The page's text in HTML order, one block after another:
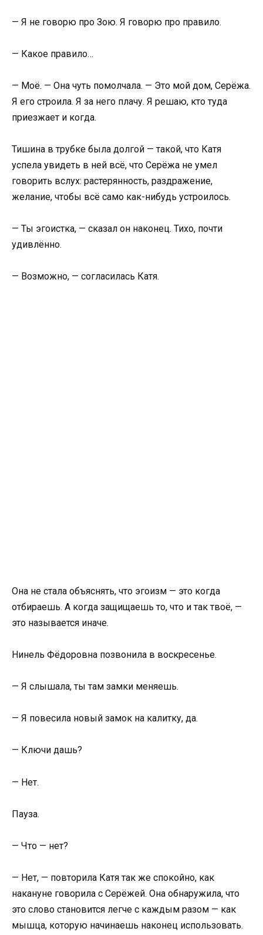
— Я не говорю про Зою. Я говорю про правило.
— Какое правило…
— Моё. — Она чуть помолчала. — Это мой дом, Серёжа.
Я его строила. Я за него плачу. Я решаю, кто туда
приезжает и когда.
Тишина в трубке была долгой — такой, что Катя
успела увидеть в ней всё, что Серёжа не умел
говорить вслух: растерянность, раздражение,
желание, чтобы всё само как-нибудь устроилось.
— Ты эгоистка, — сказал он наконец. Тихо, почти
удивлённо.
— Возможно, — согласилась Катя.
Она не стала объяснять, что эгоизм — это когда
отбираешь. А когда защищаешь то, что и так твоё, —
это называется иначе.
Нинель Фёдоровна позвонила в воскресенье.
— Я слышала, ты там замки меняешь.
— Я повесила новый замок на калитку, да.
— Ключи дашь?
— Нет.
Пауза.
— Что — нет?
— Нет, — повторила Катя так же спокойно, как
накануне говорила с Серёжей. Она обнаружила, что
это слово становится легче с каждым разом — как
мышца, которую начинаешь наконец использовать.